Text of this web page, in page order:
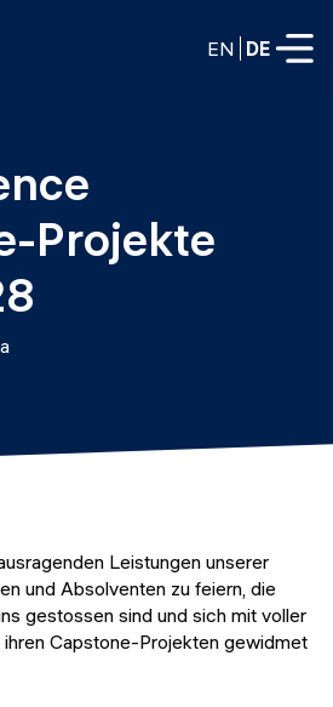
EN DE
und KI
Projekte
Leistungen unserer
und Absolventen zu feiern, die
gestossen sind und sich mit voller
ihren Capstone-Projekten gewidmet